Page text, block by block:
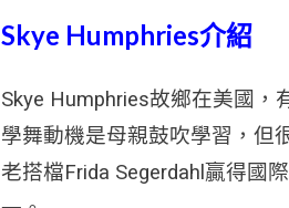
Skye Humphries介紹
Skye Humphries故鄉在美國，
學舞動機是母親鼓吹學習， 但
老搭檔Frida Segerdahl贏得國